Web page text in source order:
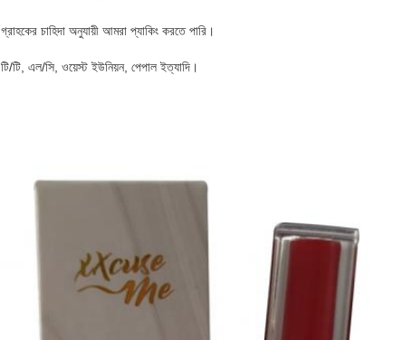
গ্রাহকের চাহিদা অনুযায়ী আমরা প্যাকিং করতে পারি।
টি/টি, এল/সি, ওয়েস্ট ইউনিয়ন, পেপাল ইত্যাদি।